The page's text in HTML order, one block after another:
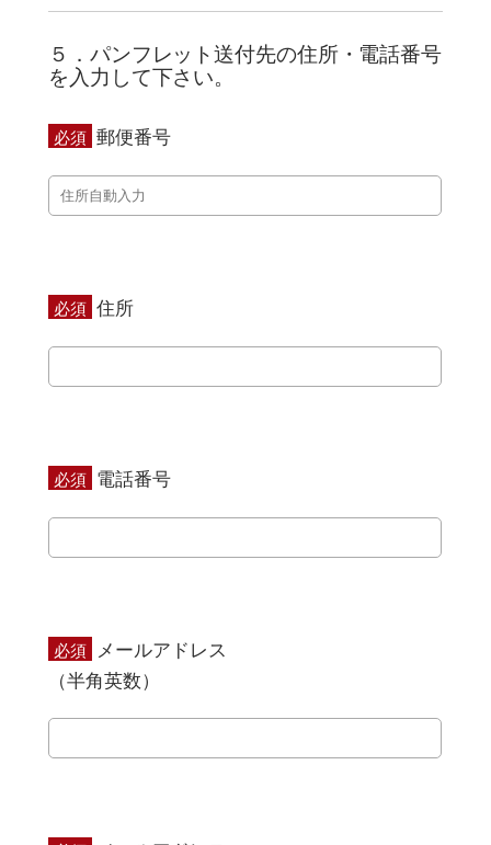
５．パンフレット送付先の住所・電話番号
を入力して下さい。
必須 郵便番号
必須 住所
必須 電話番号
必須 メールアドレス
（半角英数）